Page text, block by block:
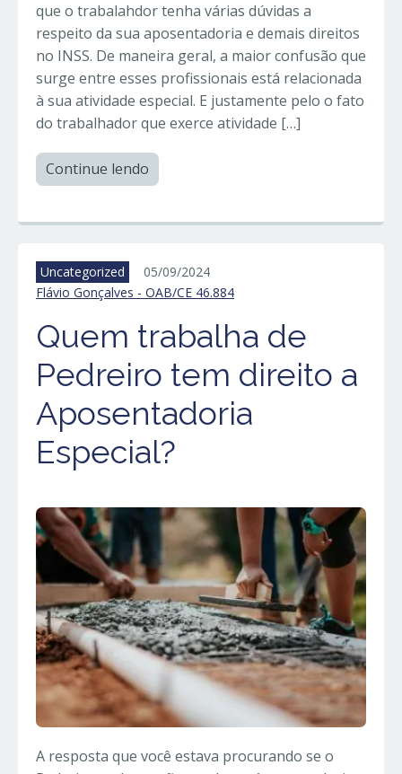
que o trabalahdor tenha várias dúvidas a
respeito da sua aposentadoria e demais direitos
no INSS. De maneira geral, a maior confusão que
surge entre esses profissionais está relacionada
à sua atividade especial. E justamente pelo o fato
do trabalhador que exerce atividade […]
Continue lendo
Uncategorized
05/09/2024
Flávio Gonçalves - OAB/CE 46.884
Quem trabalha de
Pedreiro tem direito a
Aposentadoria
Especial?
A resposta que você estava procurando se o